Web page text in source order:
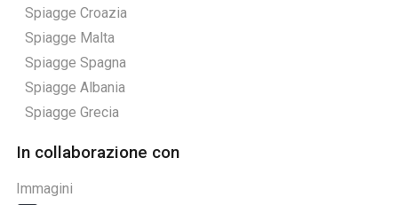
Spiagge Croazia
Spiagge Malta
Spiagge Spagna
Spiagge Albania
Spiagge Grecia
In collaborazione con
Immagini